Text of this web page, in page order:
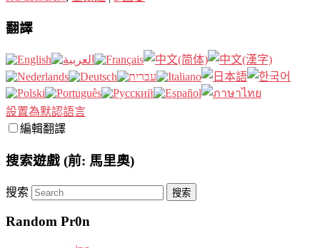
翻譯
設置為默認語言
編輯翻譯
搜索遊戲 (前: 馬里奧)
搜索
Random Pr0n